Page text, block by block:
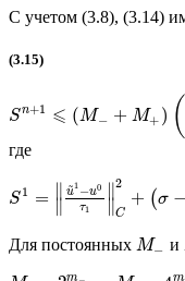
С учетом (3.8), (3.14)
(3.15)
Sn+1 ⩽ (M− + M+ ) (
где
S 1 = ∥
u
~1 −u0
τ1 ∥
2
C
+ (σ −
Для постоянных M− и
m m